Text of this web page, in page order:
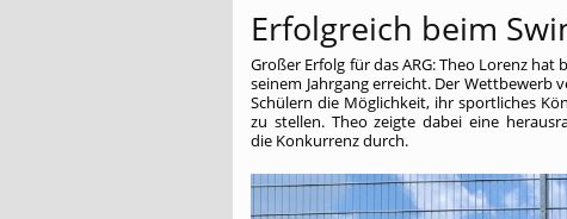
Erfolgreich beim
Großer Erfolg für das ARG: Theo Lorenz hat
seinem Jahrgang erreicht. Der
Schülern die Möglichkeit, ihr sportliches
zu stellen. Theo zeigte dabei eine
die Konkurrenz durch.